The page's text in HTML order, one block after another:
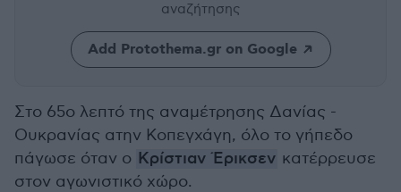
αναζήτησης
Add Protothema.gr on Google
Στο 65ο λεπτό της αναμέτρησης Δανίας -
Ουκρανίας ατην Κοπεγχάγη, όλο το γήπεδο
πάγωσε όταν ο Κρίστιαν Έρικσεν κατέρρευσε
στον αγωνιστικό χώρο.